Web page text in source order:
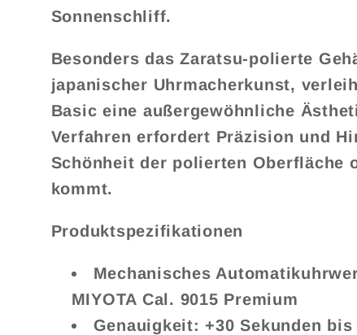
Sonnenschliff.
Besonders das Zaratsu-polierte
japanischer Uhrmacherkunst,
Basic eine außergewöhnliche
Verfahren erfordert Präzision und
Schönheit der polierten Oberfläche
kommt.
Produktspezifikationen
Mechanisches
MIYOTA Cal. 9015 Premium
Genauigkeit: +30 Sekunden bis